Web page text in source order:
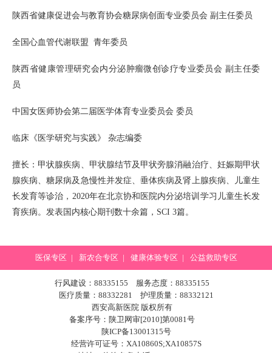
陕西省健康促进会与教育协会糖尿病创面专业委员会 副主任委员
全国心血管代谢联盟 青年委员
陕西省健康管理研究会内分泌肿瘤微创诊疗专业委员会 副主任委
员
中国女医师协会第二届医学体育专业委员会 委员
临床《医学研究与实践》 杂志编委
擅长：甲状腺疾病、甲状腺结节及甲状旁腺消融治疗、妊娠期甲状
腺疾病、糖尿病及急慢性并发症、垂体疾病及肾上腺疾病、儿童生
长发育等诊治，2020年在北京协和医院内分泌培训学习儿童生长发
育疾病。发表国内核心期刊数十余篇，SCI 3篇。
医保专区 | 新农合专区 | 健康体验专区 | 公益救助专区
行风建设：88335155 服务态度：88335155
医疗质量：88332281 护理质量：88332121
西安高新医院 版权所有
备案序号：陕卫网审[2010]第0081号
陕ICP备13001315号
经营许可证号：XA10860S;XA10857S